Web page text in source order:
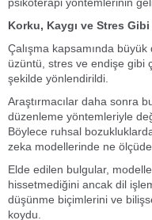
Korku, Kaygı ve Stres
Çalışma kapsamında
üzüntü, stres ve endişe gibi
şekilde yönlendirildi.
Araştırmacılar daha sonra
düzenleme yöntemleriyle
Böylece ruhsal
zeka modellerinde ne ölçüde
Elde edilen bulgular,
hissetmediğini ancak dil
düşünme biçimlerini ve
koydu.